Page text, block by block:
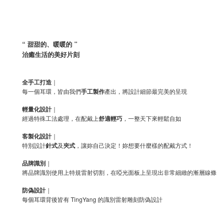
“ 甜甜的、暖暖的 ”
治癒生活的美好片刻
全手工打造 ｜
每一個耳環，皆由我們手工製作產出，將設計細節最完美的呈現
輕量化設計｜
經過特殊工法處理，在配戴上舒適輕巧 ，一整天下來輕鬆自如
客製化設計｜
特別設計針式及夾式 ，讓妳自己決定！妳想要什麼樣的配戴方式！
品牌識別 ｜
將品牌識別使用上特規雷射切割，在啞光面板上呈現出非常細緻的漸層線條
防偽設計｜
每個耳環背後皆有 TingYang 的識別雷射雕刻防偽設計